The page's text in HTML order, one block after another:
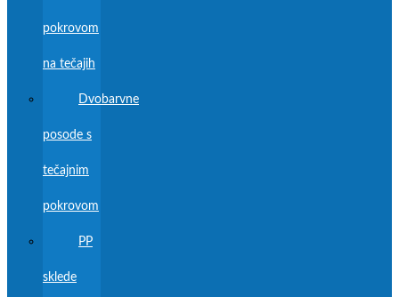
pokrovom
na tečajih
Dvobarvne
posode s
tečajnim
pokrovom
PP
sklede